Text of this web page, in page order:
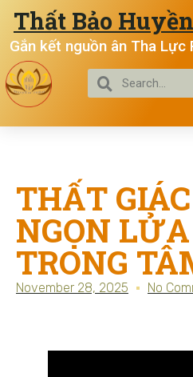
Thất Bảo
Gắn kết nguồn ân Tha Lực
THẤT
NGỌN
TRONG
November 28, 2025 No